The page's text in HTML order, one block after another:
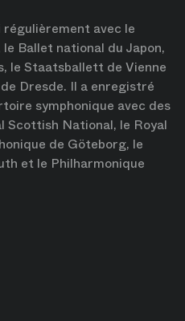
avec le
Ballet national du Japon,
le Staatsballett de Vienne
Dresde. Il a enregistré
symphonique avec des
Scottish National, le Royal
de Göteborg, le
et le Philharmonique